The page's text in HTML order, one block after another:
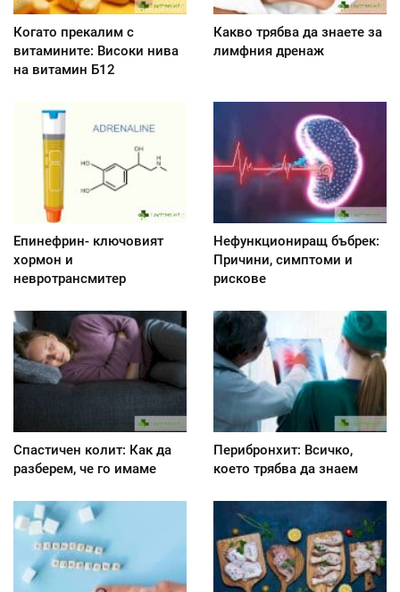
Когато прекалим с
витамините: Високи нива
на витамин Б12
Какво трябва да знаете за
лимфния дренаж
Епинефрин- ключовият
хормон и
невротрансмитер
Нефункциониращ бъбрек:
Причини, симптоми и
рискове
Спастичен колит: Как да
разберем, че го имаме
Перибронхит: Всичко,
което трябва да знаем